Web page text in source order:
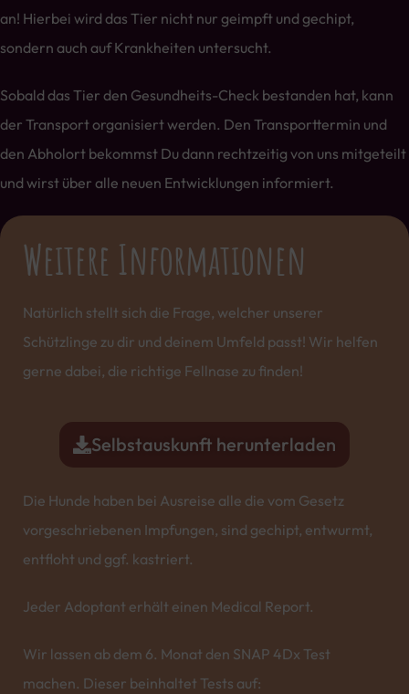
an! Hierbei wird das Tier nicht nur geimpft und gechipt,
sondern auch auf Krankheiten untersucht.
Sobald das Tier den Gesundheits-Check bestanden hat, kann
der Transport organisiert werden. Den Transporttermin und
den Abholort bekommst Du dann rechtzeitig von uns mitgeteilt
und wirst über alle neuen Entwicklungen informiert.
Weitere Informationen
Natürlich stellt sich die Frage, welcher unserer
Schützlinge zu dir und deinem Umfeld passt! Wir helfen
gerne dabei, die richtige Fellnase zu finden!
Selbstauskunft herunterladen
Die Hunde haben bei Ausreise alle die vom Gesetz
vorgeschriebenen Impfungen, sind gechipt, entwurmt,
entfloht und ggf. kastriert.
Jeder Adoptant erhält einen Medical Report.
Wir lassen ab dem 6. Monat den SNAP 4Dx Test
machen. Dieser beinhaltet Tests auf: